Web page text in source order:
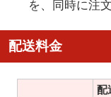
を、同時に注
配送料金
配